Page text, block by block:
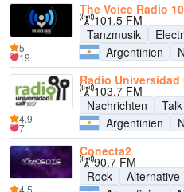
The Voice Radio
101.5 FM
Tanzmusik
Argentinien
5
19
Radio Universidad
103.7 FM
Nachrichten
Talk
Argentinien
4.9
7
Conecta2
90.7 FM
Rock
Alternative
4.5